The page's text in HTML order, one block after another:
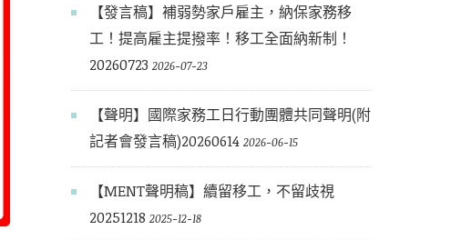
【發言稿】補弱勢家戶雇主，納保家務移
工！提高雇主提撥率！移工全面納新制！
20260723 2026-07-23
【聲明】國際家務工日行動團體共同聲明(附
記者會發言稿)20260614 2026-06-15
【MENT聲明稿】續留移工，不留歧視
20251218 2025-12-18